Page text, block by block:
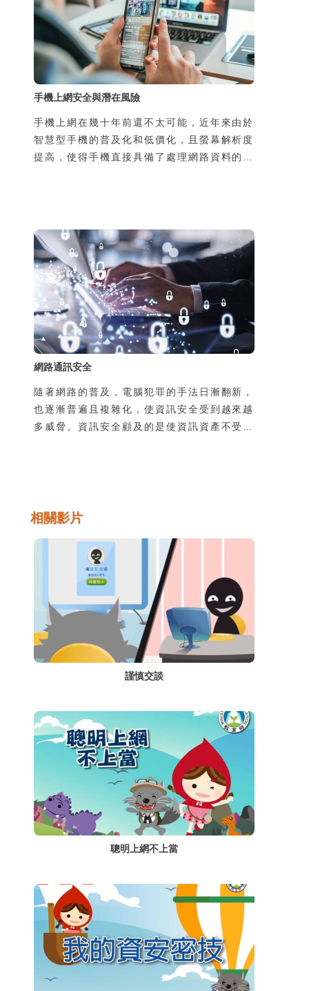
手機上網安全與潛在風險
手機上網在幾十年前還不太可能，近年來由於
智慧型手機的普及化和低價化，且螢幕解析度
提高，使得手機直接具備了處理網路資料的能
是私用或是經過公司網路管理人員保護，如今
透過手機在陌生的地方使用別人的線路上網，
可能導致通訊內容被竊聽，第二個原因是由於
使用了惡意的App卻不瞭解其風險，也可能導
致個資外洩，並且可能導致本人手機的發話或
簡訊功能被盜用，所
網路通訊安全
隨著網路的普及，電腦犯罪的手法日漸翻新，
也逐漸普遍且複雜化，使資訊安全受到越來越
多威脅。資訊安全顧及的是使資訊資產不受到
解並培養良好的使用習慣是很重要的。
相關影片
謹慎交談
聰明上網不上當